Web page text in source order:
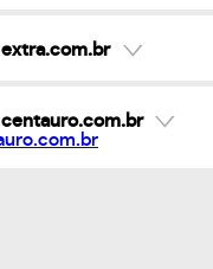
extra.com.br
centauro.com.br